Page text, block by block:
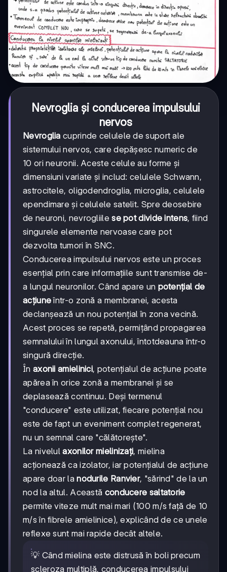
Nevroglia și conducerea impulsului
nervos
Nevroglia cuprinde celulele de suport ale
sistemului nervos, care depășesc numeric de
10 ori neuronii. Aceste celule au forme și
dimensiuni variate și includ: celulele Schwann,
astrocitele, oligodendroglia, microglia, celulele
ependimare și celulele satelit. Spre deosebire
de neuroni, nevrogliilese pot divide intens, fiind
singurele elemente nervoase care pot
dezvolta tumori în SNC.
Conducerea impulsului nervos este un proces
esențial prin care informațiile sunt transmise de-
a lungul neuronilor. Când apare un potențial de
acțiuneîntr-o zonă a membranei, acesta
declanșează un nou potențial în zona vecină.
Acest proces se repetă, permițând propagarea
semnalului în lungul axonului, întotdeauna într-o
singură direcție.
În axonii amielinici, potențialul de acțiune poate
apărea în orice zonă a membranei și se
deplasează continuu. Deși termenul
"conducere" este utilizat, fiecare potențial nou
este de fapt un eveniment complet regenerat,
nu un semnal care "călătorește".
La nivelulaxonilor mielinizați, mielina
acționează ca izolator, iar potențialul de acțiune
apare doar lanodurile Ranvier, "sărind" de la un
nod la altul. Această conducere saltatorie
permite viteze mult mai mari (100 m/s față de 10
m/s în fibrele amielinice), explicând de ce unele
reflexe sunt mai rapide decât altele.
💡 Când mielina este distrusă în boli precum
scleroza multiplă, conducerea impulsului